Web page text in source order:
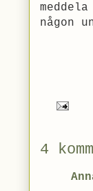
någon
4